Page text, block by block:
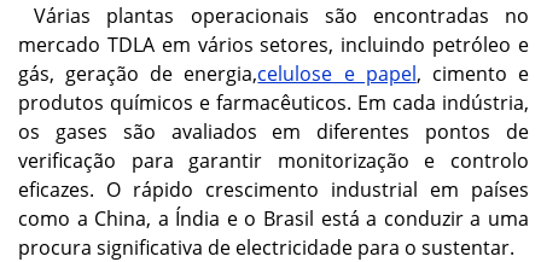
Várias plantas operacionais são encontradas no
mercado TDLA em vários setores, incluindo petróleo e
gás, geração de energia,celulose e papel, cimento e
produtos químicos e farmacêuticos. Em cada indústria,
os gases são avaliados em diferentes pontos de
verificação para garantir monitorização e controlo
eficazes. O rápido crescimento industrial em países
como a China, a Índia e o Brasil está a conduzir a uma
procura significativa de electricidade para o sustentar.